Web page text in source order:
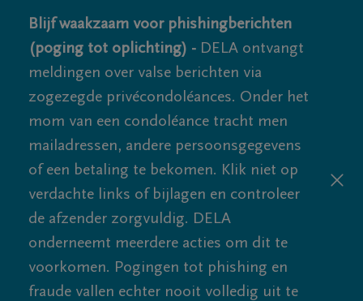
Blijf waakzaam voor phishingberichten
(poging tot oplichting) - DELA ontvangt
meldingen over valse berichten via
zogezegde privécondoléances. Onder het
mom van een condoléance tracht men
mailadressen, andere persoonsgegevens
of een betaling te bekomen. Klik niet op
verdachte links of bijlagen en controleer
de afzender zorgvuldig. DELA
onderneemt meerdere acties om dit te
voorkomen. Pogingen tot phishing en
fraude vallen echter nooit volledig uit te